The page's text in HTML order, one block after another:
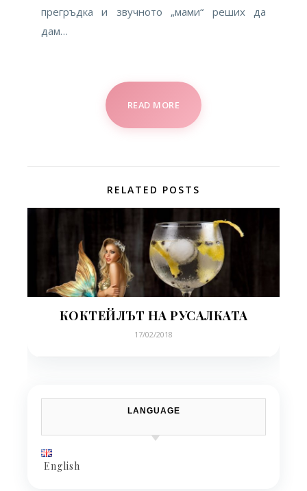
прегръдка и звучното „мами“ реших да
дам…
READ MORE
RELATED POSTS
КОКТЕЙЛЪТ НА РУСАЛКАТА
17/02/2018
LANGUAGE
English